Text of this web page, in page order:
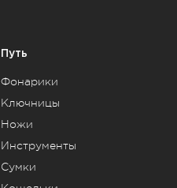
Путь
Фонарики
Ключницы
Ножи
Инструменты
Сумки